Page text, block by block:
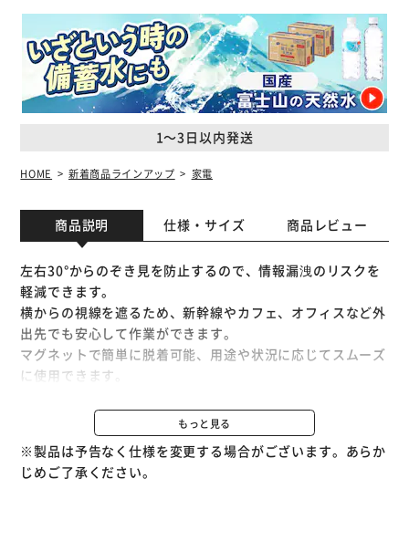
1～3日以内発送
HOME 新着商品ラインアップ 家電
商品説明 仕様・サイズ 商品レビュー
左右30°からのぞき見を防止するので、情報漏洩のリスクを
軽減できます。
横からの視線を遮るため、新幹線やカフェ、オフィスなど外
出先でも安心して作業ができます。
マグネットで簡単に脱着可能、用途や状況に応じてスムーズ
に使用できます。
をノートパソコンのベゼル（枠）部分に貼り付けることで対
応可能です。
※ベゼル（枠）にセンサーが搭載されているノートパソコン
の場合、マグネットに反応してスリープモードになる場合が
もっと見る
※製品は予告なく仕様を変更する場合がございます。あらか
じめご了承ください。